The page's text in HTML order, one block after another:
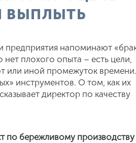
ВЫПЛЫТЬ
предприятия напоминают
плохого опыта – есть цели,
или иной промежуток времени.
инструментов. О том, как их
директор по качеству
по бережливому производству